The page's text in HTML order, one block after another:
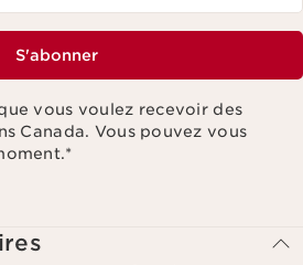
S'abonner
vous voulez recevoir des
Canada. Vous pouvez vous
*